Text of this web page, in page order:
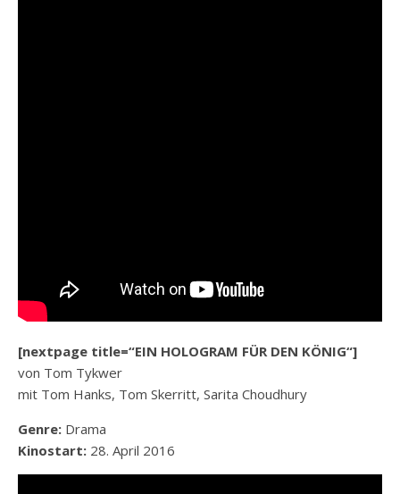
[nextpage title=“EIN HOLOGRAM FÜR DEN KÖNIG“]
von Tom Tykwer
mit Tom Hanks, Tom Skerritt, Sarita Choudhury
Genre: Drama
Kinostart: 28. April 2016